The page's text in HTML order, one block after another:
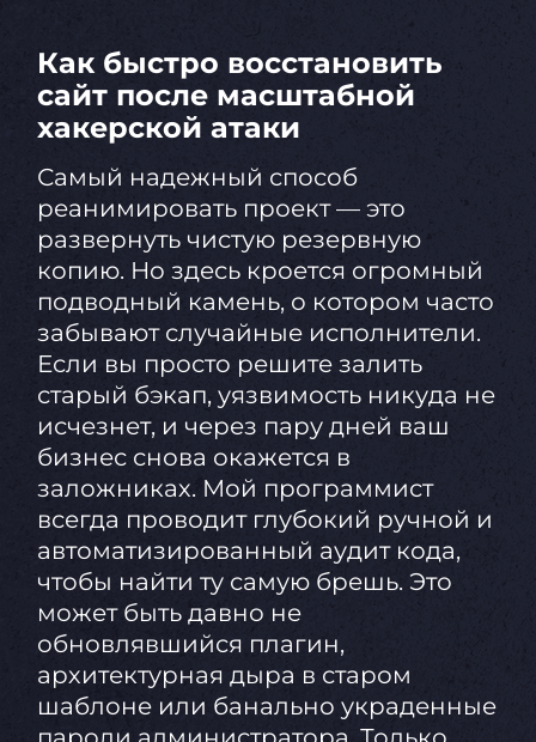
Как быстро восстановить
сайт после масштабной
хакерской атаки
Самый надежный способ
реанимировать проект — это
развернуть чистую резервную
копию. Но здесь кроется огромный
подводный камень, о котором часто
забывают случайные исполнители.
Если вы просто решите залить
старый бэкап, уязвимость никуда не
исчезнет, и через пару дней ваш
бизнес снова окажется в
заложниках. Мой программист
всегда проводит глубокий ручной и
автоматизированный аудит кода,
чтобы найти ту самую брешь. Это
может быть давно не
обновлявшийся плагин,
архитектурная дыра в старом
шаблоне или банально украденные